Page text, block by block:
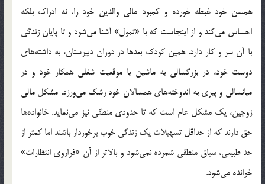
همسن خود غبطه خورده و كمبود مالي والدين خود را‌، نه ادراك بلكه
احساس مي‌كند و از اينجاست كه با «تمول» آشنا مي‌شود و تا پايان زندگي
با آن سر و كار دارد. همين كودك بعد‌ها در دوران دبيرستان، به داشته‌هاي
دوست خود‌، در بزرگسالي به ماشين يا موقعيت شغلي همكار خود و در
ميانسالي و پيري به اندوخته‌هاي همسالان خود رشك مي‌ورزد. مشكل مالي
زوجين‌، يك مشكل عام است كه تا حدودي منطقي نيز مي‌نمايد. خانواده‌ها
حق دارند كه از حداقل تسهيلات يك زندگي خوب برخوردار باشند اما كمتر از
حد طبيعي‌، سياق منطقي شمرده نمي‌شود و بالاتر از آن «فراروي انتظارات‌»
خوانده مي‌شود.